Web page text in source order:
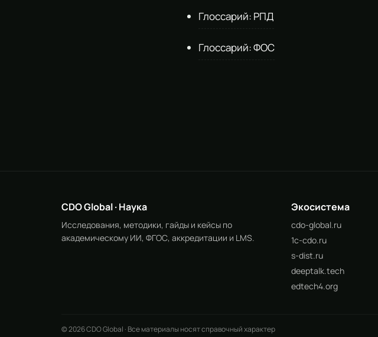
Глоссарий: РПД
Глоссарий: ФОС
CDO Global · Наука
Исследования, методики, гайды и кейсы по
академическому ИИ, ФГОС, аккредитации и LMS.
Экосистема
cdo-global.ru
1c-cdo.ru
s-dist.ru
deeptalk.tech
edtech4.org
© 2026 CDO Global · Все материалы носят справочный характер